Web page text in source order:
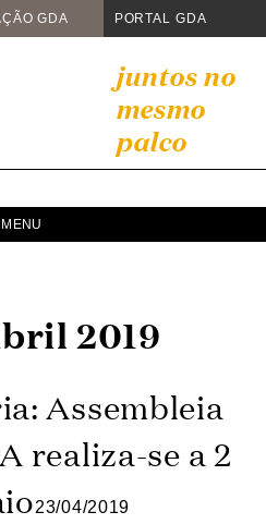
GDA PORTAL GDA
juntos no
mesmo
palco
2019
Assembleia
realiza-se a 2
23/04/2019